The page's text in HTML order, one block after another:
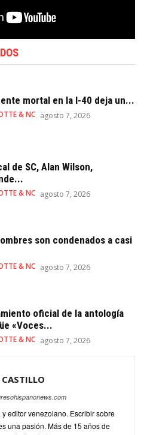
mortal en la I-40 deja un...
& NC agosto 7, 2026
de SC, Alan Wilson,
& NC agosto 7, 2026
son condenados a casi
& NC agosto 7, 2026
oficial de la antología
«Voces...
& NC agosto 7, 2026
y editor venezolano. Escribir sobre
una pasión. Más de 15 años de